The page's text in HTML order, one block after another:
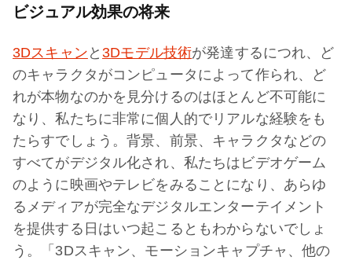
ビジュアル効果の将来
3Dスキャン と3Dモデル技術が発達するにつれ、ど
のキャラクタがコンピュータによって作られ、ど
れが本物なのかを見分けるのはほとんど不可能に
なり、私たちに非常に個人的でリアルな経験をも
たらすでしょう。背景、前景、キャラクタなどの
すべてがデジタル化され、私たちはビデオゲーム
のように映画やテレビをみることになり、あらゆ
るメディアが完全なデジタルエンターテイメント
を提供する日はいつ起こるともわからないでしょ
う。「3Dスキャン、モーションキャプチャ、他の